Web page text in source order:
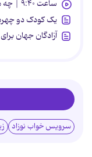
ساعت ۹:۴۰ | چه میراثی از خود به جای گذاشت؟
یک کودک دو
آزادگان جهان
سرویس خواب نوزاد